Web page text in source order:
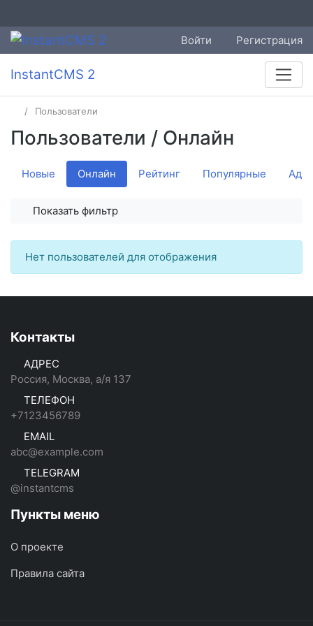
Войти Регистрация
InstantCMS 2
Пользователи
Пользователи / Онлайн
Новые Онлайн Рейтинг Популярные
Показать фильтр
Нет пользователей для отображения
Контакты
АДРЕС
Россия, Москва, а/я 137
ТЕЛЕФОН
+7123456789
EMAIL
abc@example.com
TELEGRAM
@instantcms
Пункты меню
О проекте
Правила сайта